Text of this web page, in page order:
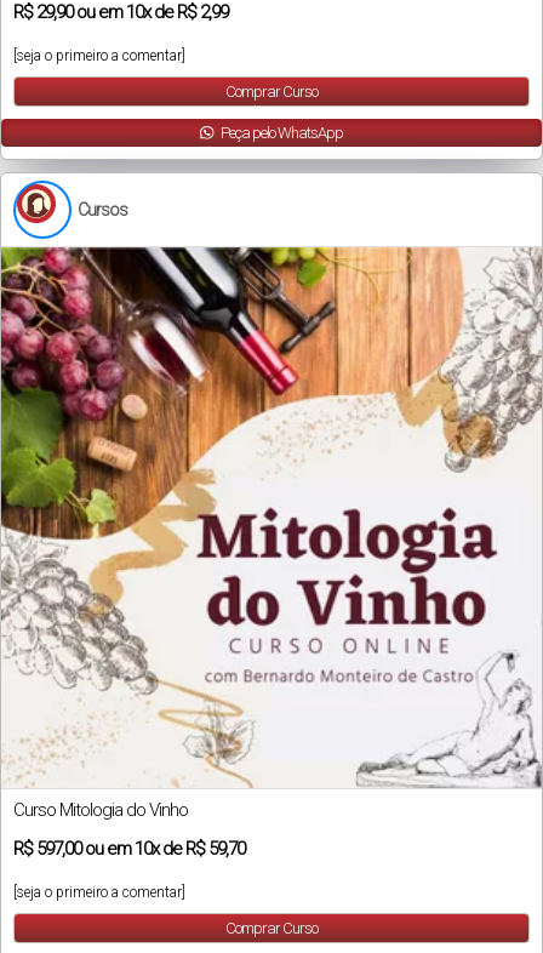
R$29,90ou em10xde R$ 2,99
[seja o primeiro a comentar]
Comprar Curso
Peça pelo WhatsApp
Cursos
Curso Mitologia do Vinho
R$597,00ou em10xde R$ 59,70
[seja o primeiro a comentar]
Comprar Curso